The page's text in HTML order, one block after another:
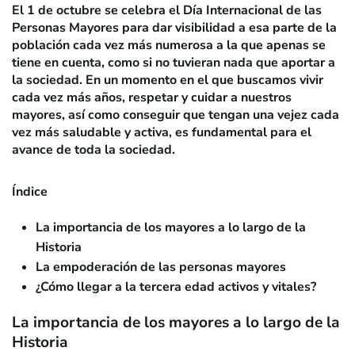
El 1 de octubre se celebra el Día Internacional de las
Personas Mayores para dar visibilidad a esa parte de la
población cada vez más numerosa a la que apenas se
tiene en cuenta, como si no tuvieran nada que aportar a
la sociedad. En un momento en el que buscamos vivir
cada vez más años, respetar y cuidar a nuestros
mayores, así como conseguir que tengan una vejez cada
vez más saludable y activa, es fundamental para el
avance de toda la sociedad.
Índice
La importancia de los mayores a lo largo de la
Historia
La empoderación de las personas mayores
¿Cómo llegar a la tercera edad activos y vitales?
La importancia de los mayores a lo largo de la
Historia